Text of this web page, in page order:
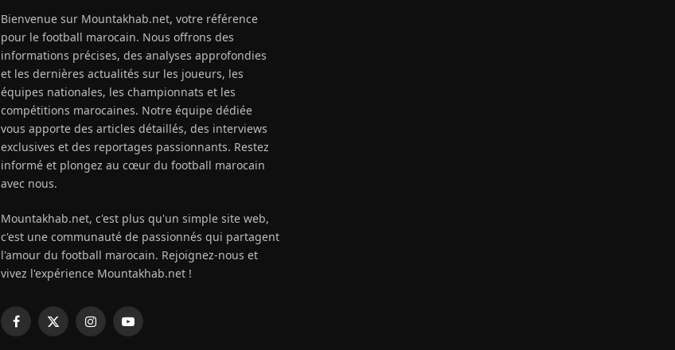
Bienvenue sur Mountakhab.net, votre référence
pour le football marocain. Nous offrons des
informations précises, des analyses approfondies
et les dernières actualités sur les joueurs, les
équipes nationales, les championnats et les
compétitions marocaines. Notre équipe dédiée
vous apporte des articles détaillés, des interviews
exclusives et des reportages passionnants. Restez
informé et plongez au cœur du football marocain
avec nous.
Mountakhab.net, c'est plus qu'un simple site web,
c'est une communauté de passionnés qui partagent
l'amour du football marocain. Rejoignez-nous et
vivez l'expérience Mountakhab.net !
Facebook
X
InstagramYouTube